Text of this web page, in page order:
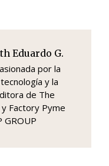
Eduardo G.
por la
y la
de The
Factory Pyme
GROUP